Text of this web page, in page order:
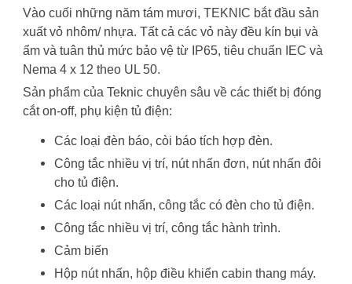
Vào cuối những năm tám mươi, TEKNIC bắt đầu sản
xuất vỏ nhôm/ nhựa. Tất cả các vỏ này đều kín bụi và
ẩm và tuân thủ mức bảo vệ từ IP65, tiêu chuẩn IEC và
Nema 4 x 12 theo UL 50.
Sản phẩm của Teknic chuyên sâu về các thiết bị đóng
cắt on-off, phụ kiện tủ điện:
Các loại đèn báo, còi báo tích hợp đèn.
Công tắc nhiều vị trí, nút nhấn đơn, nút nhấn đôi
cho tủ điện.
Các loại nút nhấn, công tắc có đèn cho tủ điện.
Công tắc nhiều vị trí, công tắc hành trình.
Cảm biến
Hộp nút nhấn, hộp điều khiển cabin thang máy.